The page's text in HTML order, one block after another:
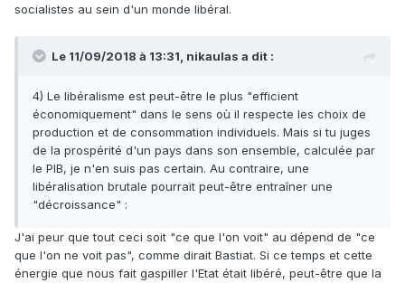
socialistes au sein d'un monde libéral.
Le 11/09/2018 à 13:31, nikaulas a dit :
4) Le libéralisme est peut-être le plus "efficient
économiquement" dans le sens où il respecte les choix de
production et de consommation individuels. Mais si tu juges
de la prospérité d'un pays dans son ensemble, calculée par
le PIB, je n'en suis pas certain. Au contraire, une
libéralisation brutale pourrait peut-être entraîner une
"décroissance" :
J'ai peur que tout ceci soit "ce que l'on voit" au dépend de "ce
que l'on ne voit pas", comme dirait Bastiat. Si ce temps et cette
énergie que nous fait gaspiller l'Etat était libéré, peut-être que la